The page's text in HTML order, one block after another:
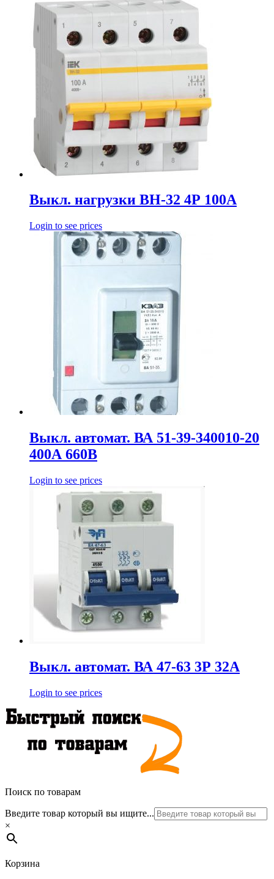
Выкл. нагрузки ВН-32 4Р 100А
Login to see prices
Выкл. автомат. ВА 51-39-340010-20
400А 660В
Login to see prices
Выкл. автомат. ВА 47-63 3Р 32А
Login to see prices
Поиск по товарам
Введите товар который вы ищите...
×
Корзина